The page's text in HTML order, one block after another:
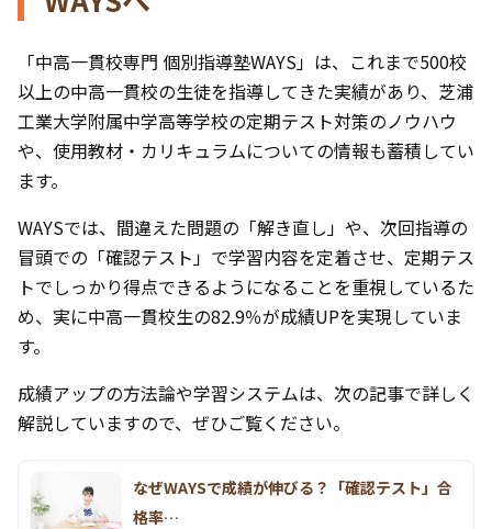
「中高一貫校専門 個別指導塾WAYS」は、これまで500校
以上の中高一貫校の生徒を指導してきた実績があり、芝浦
工業大学附属中学高等学校の定期テスト対策のノウハウ
や、使用教材・カリキュラムについての情報も蓄積してい
ます。
WAYSでは、間違えた問題の「解き直し」や、次回指導の
冒頭での「確認テスト」で学習内容を定着させ、定期テス
トでしっかり得点できるようになることを重視しているた
め、実に中高一貫校生の82.9％が成績UPを実現していま
す。
成績アップの方法論や学習システムは、次の記事で詳しく
解説していますので、ぜひご覧ください。
なぜWAYSで成績が伸びる？「確認テスト」合
格率…